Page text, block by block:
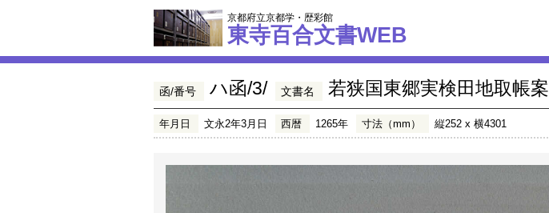
京都府立京都学・歴彩館
東寺百合文書WEB
函/番号 ハ函/3/ 文書名 若狭国東郷実検田地取帳案
年月日 文永2年3月日 西暦 1265年 寸法（mm） 縦252 x 横4301